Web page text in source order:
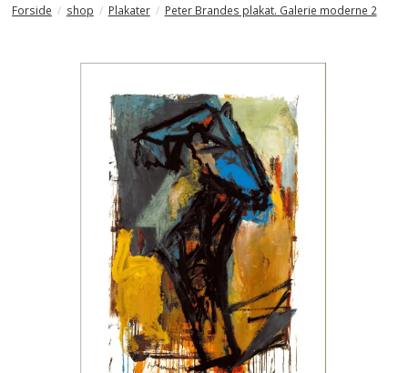
Forside / shop / Plakater / Peter Brandes plakat. Galerie moderne 2